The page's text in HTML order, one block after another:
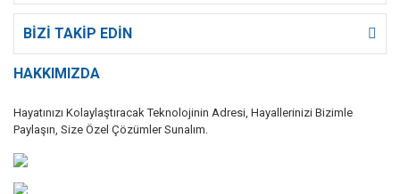
BİZİ TAKİP EDİN
HAKKIMIZDA
Hayatınızı Kolaylaştıracak Teknolojinin Adresi, Hayallerinizi Bizimle
Paylaşın, Size Özel Çözümler Sunalım.